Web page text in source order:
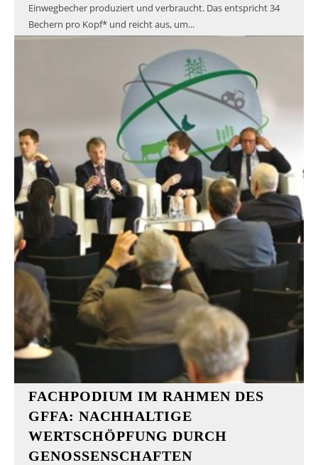
Einwegbecher produziert und verbraucht. Das entspricht 34
Bechern pro Kopf* und reicht aus, um...
FACHPODIUM IM RAHMEN DES
GFFA: NACHHALTIGE
WERTSCHÖPFUNG DURCH
GENOSSENSCHAFTEN